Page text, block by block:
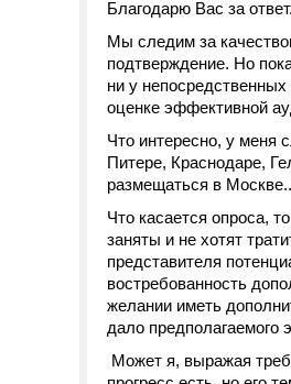
Благодарю Вас за
Мы следим за
подтверждение. Но
ни у
оценке эффективной
Что интересно, у меня
Питере, Краснодаре,
размещаться в
Что касается опроса,
заняты и не хотят
представителя
востребованность
желании иметь
дало
Может я, выражая